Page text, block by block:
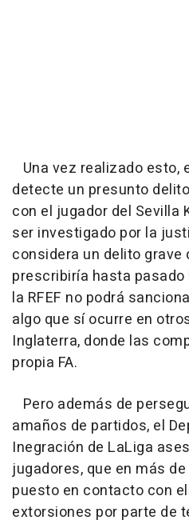
Una vez realizado esto,
detecte un presunto
con el jugador del Sevilla
ser investigado por la
considera un delito grave
prescribiría hasta
la RFEF no podrá
algo que sí ocurre en
Inglaterra, donde las
propia FA.
Pero además de
amaños de partidos, el
Inegración de LaLiga
jugadores, que en más
puesto en contacto con
extorsiones por parte de